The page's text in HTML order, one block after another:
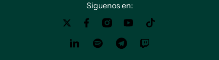
Siguenos en: